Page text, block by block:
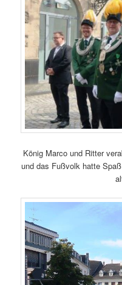
König Marco und Ritter
und das Fußvolk hatte